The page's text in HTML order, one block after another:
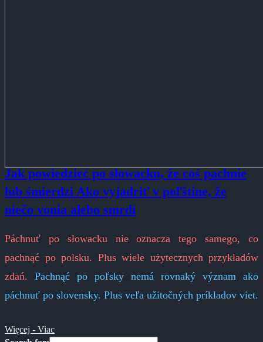
Jak powiedzieć po słowacku, że coś pachnie
lub śmierdzi Ako vyjadriť v poľštine, že
niečo vonia alebo smrdí
Páchnuť po słowacku nie oznacza tego samego, co
pachnąć po polsku. Plus wiele użytecznych przykładów
zdań.
Pachnąć po poľsky nemá rovnaký význam ako
páchnuť po slovensky. Plus veľa užitočných príkladov viet.
Więcej - Viac